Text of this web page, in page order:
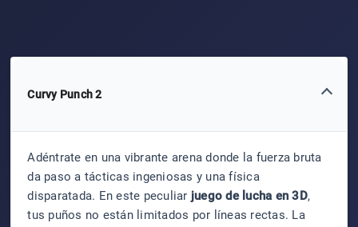
Curvy Punch 2
Adéntrate en una vibrante arena donde la fuerza bruta
da paso a tácticas ingeniosas y una física
disparatada. En este peculiar juego de lucha en 3D,
tus puños no están limitados por líneas rectas. La